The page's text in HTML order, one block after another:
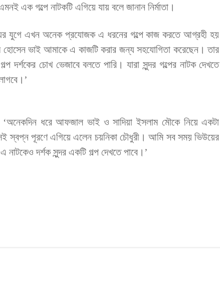
এক গল্পে নাটকটি এগিয়ে যায় বলে জানান নির্মাতা।
যুগে এখন অনেক প্রযোজক এ ধরনের গল্পে কাজ করতে আগ্রহী হয়
হোসেন ভাই আমাকে এ কাজটি করার জন্য সহযোগিতা করেছেন। তার
দর্শকের চোখ ভেজাবে বলতে পারি। যারা সুন্দর গল্পের নাটক দেখতে
ধরে আফজাল ভাই ও সাদিয়া ইসলাম মৌকে নিয়ে একটা
স্বপ্ন পূরণে এগিয়ে এলেন চয়নিকা চৌধুরী। আমি সব সময় ভিউয়ের
নাটকেও দর্শক সুন্দর একটি গল্প দেখতে পাবে।’